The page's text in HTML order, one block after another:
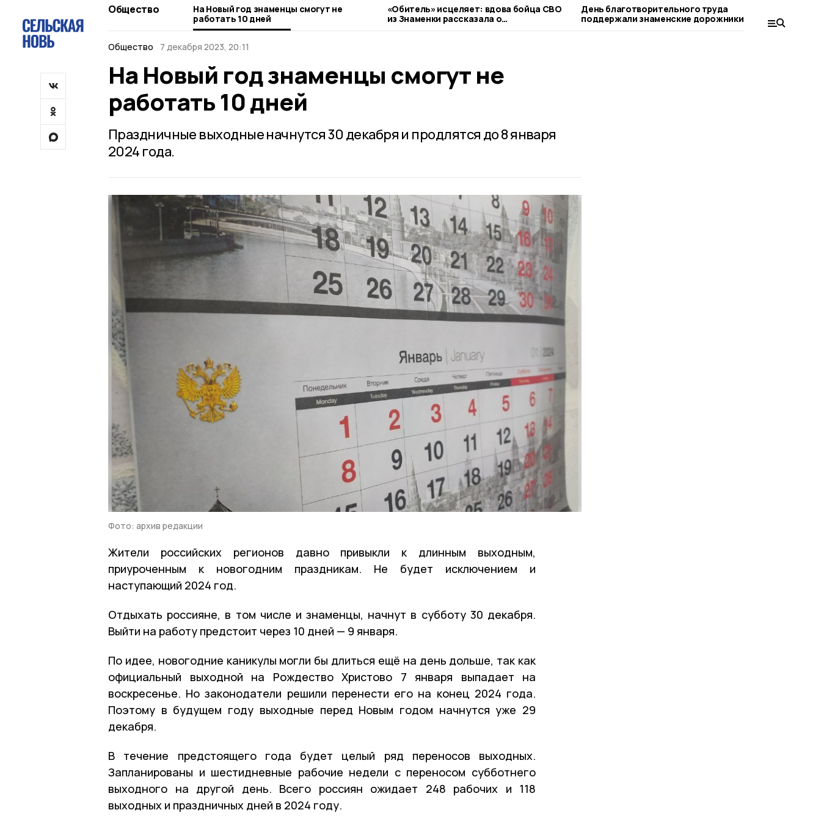
Общество
На Новый год знаменцы смогут не
работать 10 дней
«Обитель» исцеляет: вдова бойца СВО
из Знаменки рассказала о
паломническом центре
День благотворительного труда
поддержали знаменские дорожники
лагерь
родители
Общество
7 декабря 2023, 20:11
На Новый год знаменцы смогут не
работать 10 дней
Праздничные выходные начнутся 30 декабря и продлятся до 8 января
2024 года.
Фото: архив редакции
Жители российских регионов давно привыкли к длинным выходным,
приуроченным к новогодним праздникам. Не будет исключением и
наступающий 2024 год.
Отдыхать россияне, в том числе и знаменцы, начнут в субботу 30 декабря.
Выйти на работу предстоит через 10 дней — 9 января.
По идее, новогодние каникулы могли бы длиться ещё на день дольше, так как
официальный выходной на Рождество Христово 7 января выпадает на
воскресенье. Но законодатели решили перенести его на конец 2024 года.
Поэтому в будущем году выходные перед Новым годом начнутся уже 29
декабря.
В течение предстоящего года будет целый ряд переносов выходных.
Запланированы и шестидневные рабочие недели с переносом субботнего
выходного на другой день. Всего россиян ожидает 248 рабочих и 118
выходных и праздничных дней в 2024 году.